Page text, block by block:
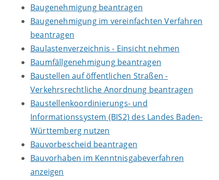
Baugenehmigung beantragen
Baugenehmigung im vereinfachten Verfahren
beantragen
Baulastenverzeichnis - Einsicht nehmen
Baumfällgenehmigung beantragen
Baustellen auf öffentlichen Straßen -
Verkehrsrechtliche Anordnung beantragen
Baustellenkoordinierungs- und
Informationssystem (BIS2) des Landes Baden-
Württemberg nutzen
Bauvorbescheid beantragen
Bauvorhaben im Kenntnisgabeverfahren
anzeigen